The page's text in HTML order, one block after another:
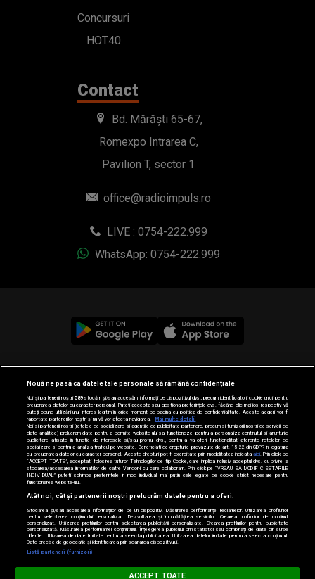
Concursuri
HOT40
Contact
Bd. Mărăști 65-67,
Romexpo Intrarea C,
Pavilion T, sector 1
office@radioimpuls.ro
LIVE : 0754-222.999
WhatsApp: 0754-222.999
© 2019-2026 DOGAN MEDIA INTERNATIONAL SA, Toate
drepturile rezervate.
Loading...MUSIC NON STOP
Nouă ne pasă ca datele tale personale să rămână confidențiale
Noi și partenerii noștri589stocăm și/sau accesăm informații pe dispozitivul dvs., precum identificatorii cookie unici pentru
prelucrarea datelor cu caracter personal. Puteți accepta sau gestiona preferințele dvs. făcând clic mai jos, respectiv vă
puteți opune utilizării unui interes legitim în orice moment pe pagina cu politica de confidențialitate. Aceste alegeri vor fi
raportate partenerilor noștri și nu vă vor afecta navigarea.
Mai multe detalii
Noi si partenerii nostri (retelele de socializare si agentiile de publicitate partenere, precum si furnizorii nostri de servicii de
date analitice) prelucram date pentru a permite website-ului sa functioneze, pentru a personaliza continutul si anunturile
publicitare afisate in functie de interesele si/sau profilul dvs., pentru a va oferi functionalitati aferente retelelor de
socializare si pentru a analiza traficul pe website. Beneficiati de drepturile prevazute de art. 15-22 din GDPR in legatura
cu prelucrarea datelor cu caracter personal. Aceste drepturi pot fi exercitate prin modalitatea indicataaici . Prin click pe
“ACCEPT TOATE”, acceptati folosirea tuturor Tehnologiilor de tip Cookie, care implica inclusiv acceptul dvs. cu privire la
stocarea/accesarea informatiilor de catre Vendor-ii cu care colaboram. Prin click pe “VREAU SA MODIFIC SETARILE
INDIVIDUAL” puteti schimba preferintele in mod individual, mai putin cele legate de cookie strict necesare pentru
functionarea website-ului.
Atât noi, cât și partenerii noștri prelucrăm datele pentru a oferi:
Stocarea și/sau accesarea informațiilor de pe un dispozitiv. Măsurarea performanței reclamelor. Utilizarea profilurilor
pentru selectarea conținutului personalizat. Dezvoltarea și îmbunătățirea serviciilor. Crearea profilurilor de conținut
personalizat. Utilizarea profilurilor pentru selectarea publicității personalizate. Crearea profilurilor pentru publicitate
personalizată. Măsurarea performanței conținutului. Înțelegerea publicului prin statistici sau combinații de date din surse
diferite. Utilizarea de date limitate pentru a selecta publicitatea. Utilizarea datelor limitate pentru a selecta conținutul.
Date precise de geolocație și identificarea prin scanarea dispozitivului.
Listă parteneri (furnizori)
ACCEPT TOATE